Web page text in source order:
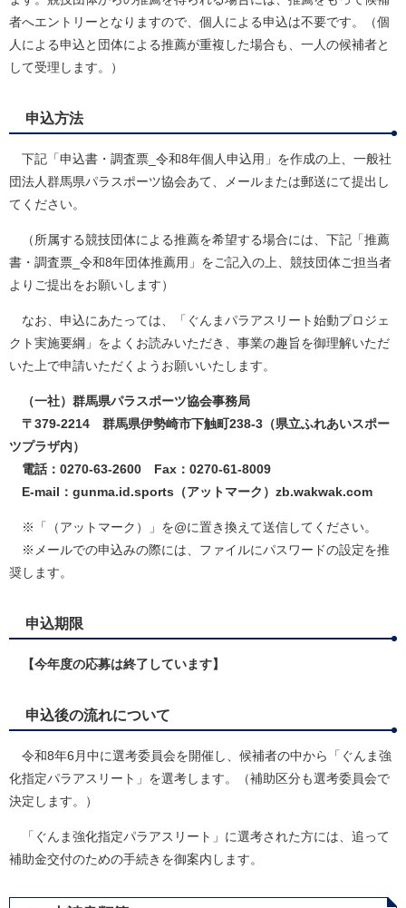
者へエントリーとなりますので、個人による申込は不要です。（個
人による申込と団体による推薦が重複した場合も、一人の候補者と
して受理します。）
申込方法
下記「申込書・調査票_令和8年個人申込用」を作成の上、一般社
団法人群馬県パラスポーツ協会あて、メールまたは郵送にて提出し
てください。
（所属する競技団体による推薦を希望する場合には、下記「推薦
書・調査票_令和8年団体推薦用」をご記入の上、競技団体ご担当者
よりご提出をお願いします）
なお、申込にあたっては、「ぐんまパラアスリート始動プロジェ
クト実施要綱」をよくお読みいただき、事業の趣旨を御理解いただ
いた上で申請いただくようお願いいたします。
（一社）群馬県パラスポーツ協会事務局
〒379-2214 群馬県伊勢崎市下触町238-3（県立ふれあいスポー
ツプラザ内）
電話：0270-63-2600 Fax：0270-61-8009
E-mail：gunma.id.sports（アットマーク）zb.wakwak.com
​ ※「（アットマーク）」を@に置き換えて送信してください。
※メールでの申込みの際には、ファイルにパスワードの設定を推
奨します。
申込期限
【今年度の応募は終了しています】
申込後の流れについて
令和8年6月中に選考委員会を開催し、候補者の中から「ぐんま強
化指定パラアスリート」を選考します。（補助区分も選考委員会で
決定します。）
「ぐんま強化指定パラアスリート」に選考された方には、追って
補助金交付のための手続きを御案内します。